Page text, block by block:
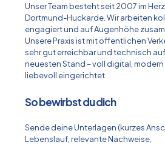
Unser Team besteht seit 2007 im
Dortmund-Huckarde. Wir arbeiten
engagiert und auf Augenhöhe
Unsere Praxis ist mit öffentlichen
sehr gut erreichbar und technisch
neuesten Stand – voll digital, modern
liebevoll eingerichtet.
So bewirbst du dich
Sende deine Unterlagen (kurzes
Lebenslauf, relevante Nachweise,